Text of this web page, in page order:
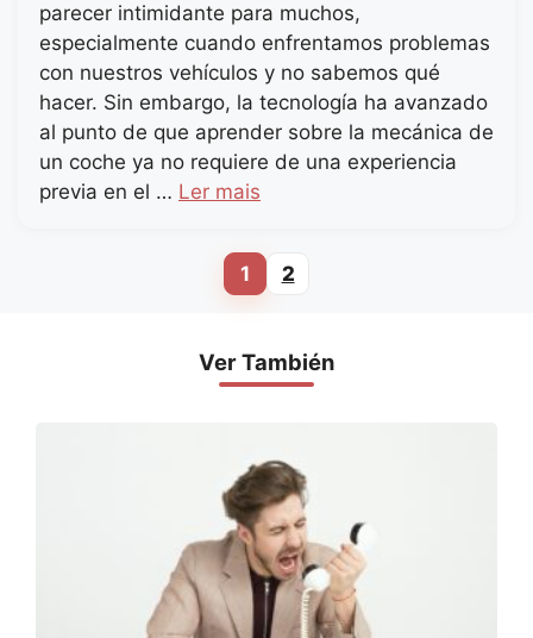
parecer intimidante para muchos,
especialmente cuando enfrentamos problemas
con nuestros vehículos y no sabemos qué
hacer. Sin embargo, la tecnología ha avanzado
al punto de que aprender sobre la mecánica de
un coche ya no requiere de una experiencia
previa en el … Ler mais
Page
1 Page
2
Ver También